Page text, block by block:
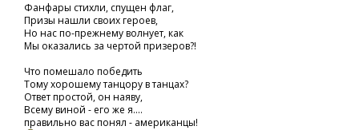
Фанфары стихли, спущен флаг,
Призы нашли своих героев,
Но нас по-прежнему волнует, как
Мы оказались за чертой призеров?!
Что помешало победить
Тому хорошему танцору в танцах?
Ответ простой, он наяву,
Всему виной - его же я....
правильно вас понял - американцы!